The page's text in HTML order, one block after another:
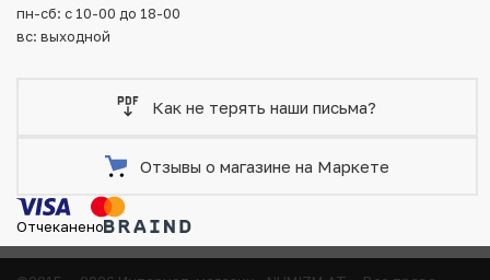
пн-сб: с 10-00 до 18-00
вс: выходной
Как не терять наши письма?
Отзывы о магазине на Маркете
Отчеканено